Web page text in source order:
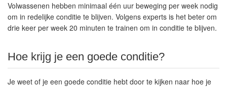
Volwassenen hebben minimaal één uur beweging per week nodig
om in redelijke conditie te blijven. Volgens experts is het beter om
drie keer per week 20 minuten te trainen om in conditie te blijven.
Hoe krijg je een goede conditie?
Je weet of je een goede conditie hebt door te kijken naar hoe je